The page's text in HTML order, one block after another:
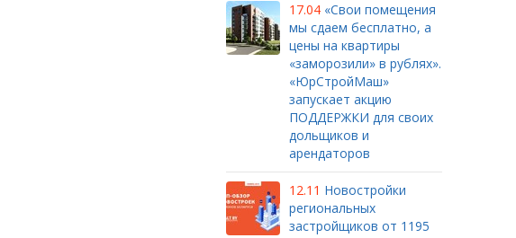
17.04 «Свои помещения
мы сдаем бесплатно, а
цены на квартиры
«заморозили» в рублях».
«ЮрСтройМаш»
запускает акцию
ПОДДЕРЖКИ для своих
дольщиков и
арендаторов
12.11 Новостройки
региональных
застройщиков от 1195